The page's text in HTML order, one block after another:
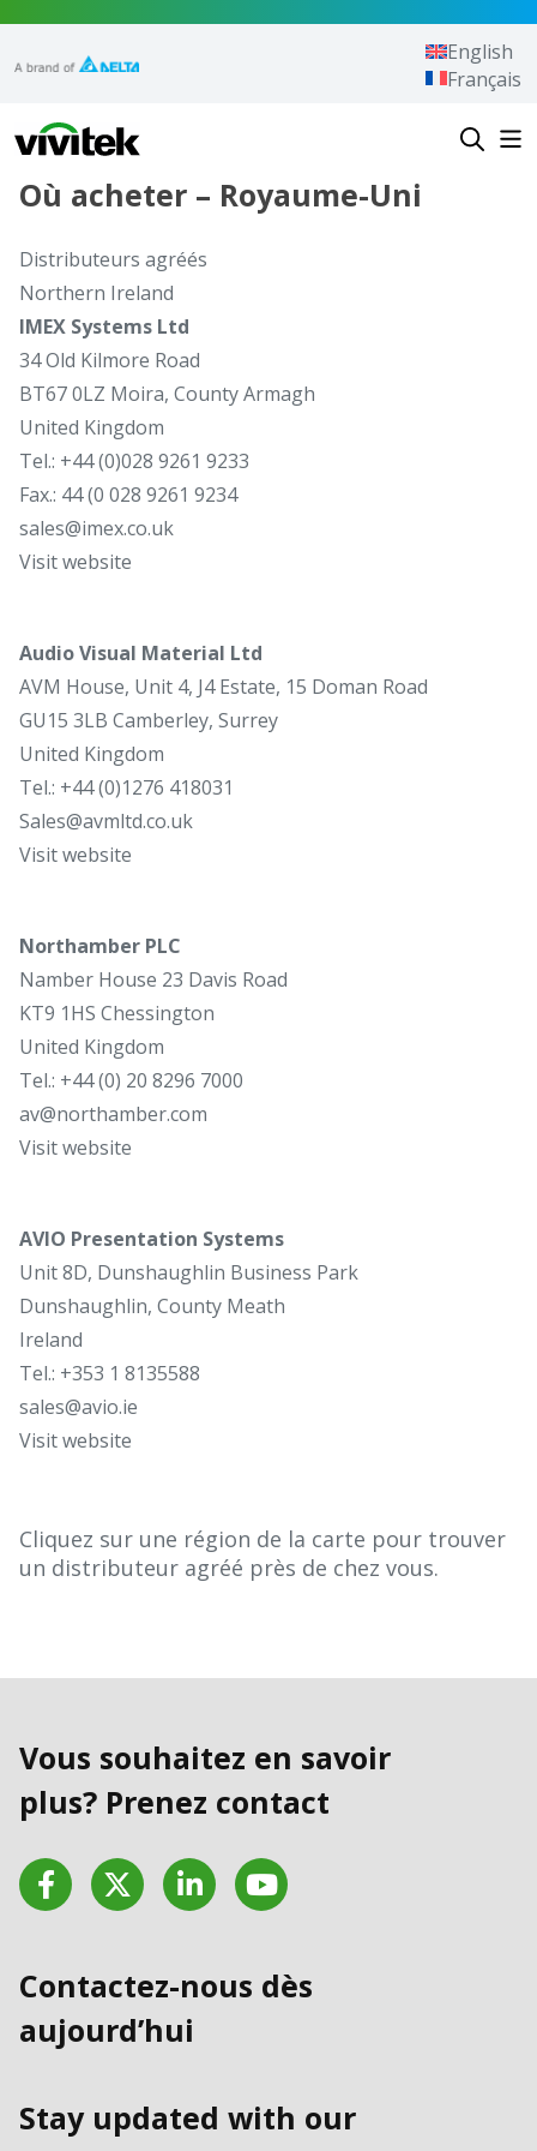
Vivitek
English
Français
Où acheter – Royaume-Uni
Distributeurs agréés
Northern Ireland
IMEX Systems Ltd
34 Old Kilmore Road
BT67 0LZ Moira, County Armagh
United Kingdom
Tel.: +44 (0)028 9261 9233
Fax.: 44 (0 028 9261 9234
sales@imex.co.uk
Visit website
Audio Visual Material Ltd
AVM House, Unit 4, J4 Estate, 15 Doman Road
GU15 3LB Camberley, Surrey
United Kingdom
Tel.: +44 (0)1276 418031
Sales@avmltd.co.uk
Visit website
Northamber PLC
Namber House 23 Davis Road
KT9 1HS Chessington
United Kingdom
Tel.: +44 (0) 20 8296 7000
av@northamber.com
Visit website
AVIO Presentation Systems
Unit 8D, Dunshaughlin Business Park
Dunshaughlin, County Meath
Ireland
Tel.: +353 1 8135588
sales@avio.ie
Visit website
Cliquez sur une région de la carte pour trouver
un distributeur agréé près de chez vous.
Vous souhaitez en savoir
plus? Prenez contact
FacebookTwitter LinkedInYouTube
Contactez-nous dès
aujourd’hui
Stay updated with our